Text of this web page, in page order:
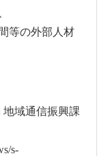
等の外部人材
域通信振興課
s-